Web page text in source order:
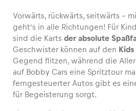
Seiten
Vorwärts, rückwärts, seitwärts –
geht’s in alle Richtungen! Für
sind die Karts der absolute
Geschwister können auf den Kids
Gegend flitzen, während die
auf Bobby Cars eine Spritztour
ferngesteuerter Autos gibt es
für Begeisterung sorgt.